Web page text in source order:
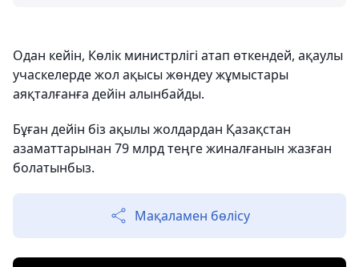
Одан кейін, Көлік министрлігі атап өткендей, ақаулы
учаскелерде жол ақысы жөндеу жұмыстары
аяқталғанға дейін алынбайды.
Бұған дейін біз ақылы жолдардан Қазақстан
азаматтарынан 79 млрд теңге жиналғанын жазған
болатынбыз.
Мақаламен бөлісу